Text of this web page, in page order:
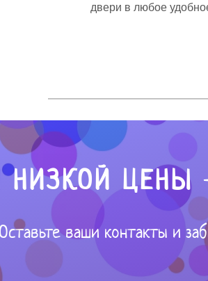
двери в любое
НИЗКОЙ ЦЕНЫ
Оставьте ваши контакты и